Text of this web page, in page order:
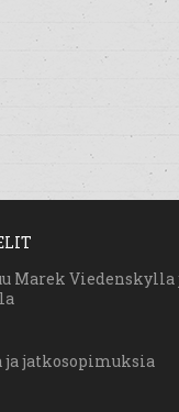
Marek Viedenskylla
ja jatkosopimuksia